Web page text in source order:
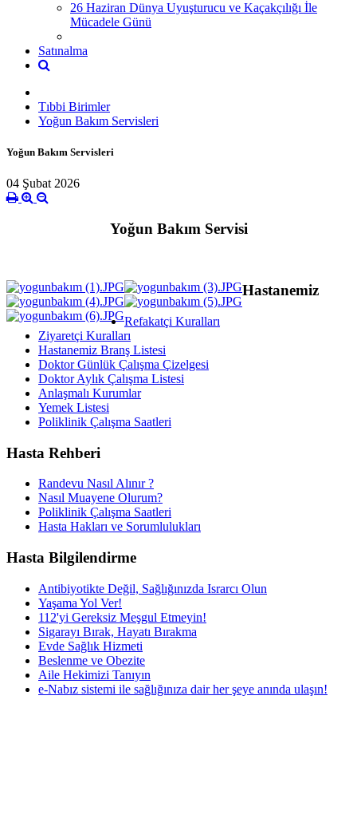
26 Haziran Dünya Uyuşturucu ve Kaçakçılığı İle
Mücadele Günü
Satınalma
Tıbbi Birimler
Yoğun Bakım Servisleri
Yoğun Bakım Servisleri
04 Şubat 2026
Yoğun Bakım Servisi
Hastanemiz
Refakatçi Kuralları
Ziyaretçi Kuralları
Hastanemiz Branş Listesi
Doktor Günlük Çalışma Çizelgesi
Doktor Aylık Çalışma Listesi
Anlaşmalı Kurumlar
Yemek Listesi
Poliklinik Çalışma Saatleri
Hasta Rehberi
Randevu Nasıl Alınır ?
Nasıl Muayene Olurum?
Poliklinik Çalışma Saatleri
Hasta Hakları ve Sorumlulukları
Hasta Bilgilendirme
Antibiyotikte Değil, Sağlığınızda Israrcı Olun
Yaşama Yol Ver!
112'yi Gereksiz Meşgul Etmeyin!
Sigarayı Bırak, Hayatı Bırakma
Evde Sağlık Hizmeti
Beslenme ve Obezite
Aile Hekimizi Tanıyın
e-Nabız sistemi ile sağlığınıza dair her şeye anında ulaşın!